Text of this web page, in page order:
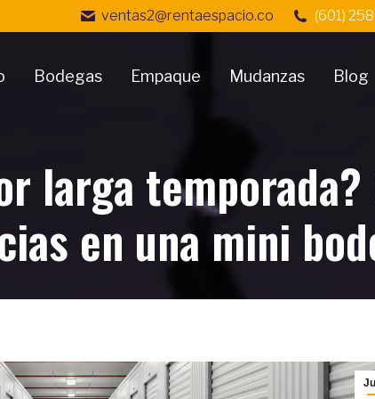
ventas2@rentaespacio.co (601)
Bodegas Empaque Mudanzas Blog
larga
en una mini